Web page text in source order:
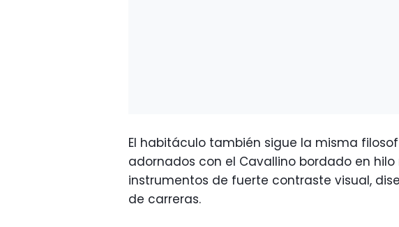
El habitáculo también sigue la misma
adornados con el Cavallino bordado en
instrumentos de fuerte contraste visual,
de carreras.